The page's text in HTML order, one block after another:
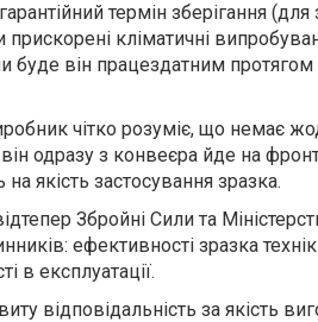
термін зберігання
кліматичні
буде він працездатним
чітко розуміє, що немає
одразу з конвеєра йде на
якість застосування зразка.
Збройні Сили та
ефективності зразка
в експлуатації.
відповідальність за якість